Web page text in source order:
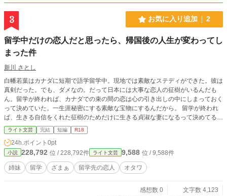
3 お気に入り追加 2
留学中だけの恋人だと思ったら、帰国後の人生が変わってし
まった件
新川 さとし
白幡若葉はカナダに短期で語学留学中。現地では素敵なステディができた。彼は
真剣だった。でも、ダメなの。だって日本には大事な恋人の征樹がいるんだも
ん。留学が終われば、カナダでの束の間の恋は心の引き出しの中にしまっておく
って決めていた。一生涯秘密にする素敵な宝物にするんだから。 留学が終われ
ば、生きる自信をくれた征樹のためだけに生きる貞淑な妻になるって決めてるか
らね。 愛してる、征樹。 Ｒ－１８は保険です。 弊作「ボッチクンが実は超優良
物件だった件」を先にお読みいただくと、面白さが倍増すると思われます。
ライト文芸 完結 短編 R18
24h.ポイント 0pt
小説 228,792 位 / 228,792件 ライト文芸 9,588 位 / 9,588件
姉妹 留学 ざまぁ 留学先の恋人 オタワ
感想数 0
文字数 4,123